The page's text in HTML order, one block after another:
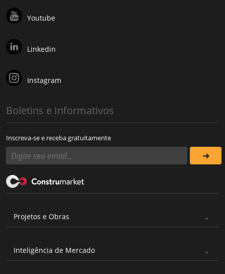
Youtube
Linkedin
Instagram
Boletins e Informativos
Inscreva-se e receba gratuitamente
Projetos e Obras
Inteligência de Mercado